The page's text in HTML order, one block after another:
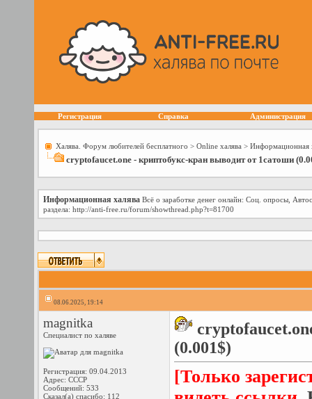
Регистрация Справка Администрация
Халява. Форум любителей бесплатного > Online халява > Информационная
cryptofaucet.one - криптобукс-кран выводит от 1сатоши
Информационная халява Всё о заработке денег онлайн: Соц. опросы,
раздела: http://anti-free.ru/forum/showthread.php?t=81700
08.06.2025, 19:14
magnitka
Специалист по халяве
Регистрация: 09.04.2013
Адрес: СССР
Сообщений: 533
Сказал(а) спасибо: 112
(0.001$)
[Только